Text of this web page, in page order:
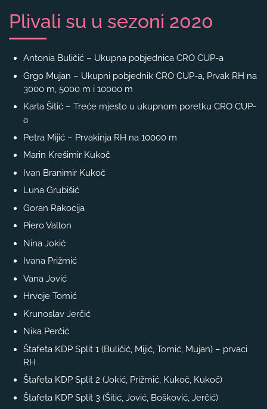
Plivali su u sezoni 2020
Antonia Buličić – Ukupna pobjednica CRO CUP-a
Grgo Mujan – Ukupni pobjednik CRO CUP-a, Prvak RH na
3000 m, 5000 m i 10000 m
Karla Šitić – Treće mjesto u ukupnom poretku CRO CUP-
a
Petra Mijić – Prvakinja RH na 10000 m
Marin Krešimir Kukoč
Ivan Branimir Kukoč
Luna Grubišić
Goran Rakocija
Piero Vallon
Nina Jokić
Ivana Prižmić
Vana Jović
Hrvoje Tomić
Krunoslav Jerčić
Nika Perčić
Štafeta KDP Split 1 (Buličić, Mijić, Tomić, Mujan) – prvaci
RH
Štafeta KDP Split 2 (Jokić, Prižmić, Kukoč, Kukoč)
Štafeta KDP Split 3 (Šitić, Jović, Bošković, Jerčić)